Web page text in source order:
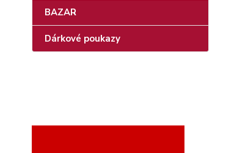
BAZAR
Dárkové poukazy